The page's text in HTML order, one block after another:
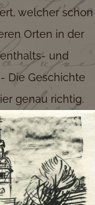
welcher schon
Orten in der
und
Die Geschichte
genau richtig.